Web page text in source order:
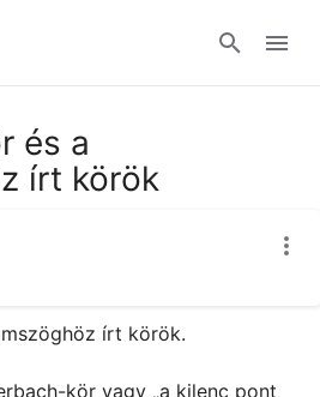
és a
írt körök
írt körök.
kör vagy „a kilenc pont